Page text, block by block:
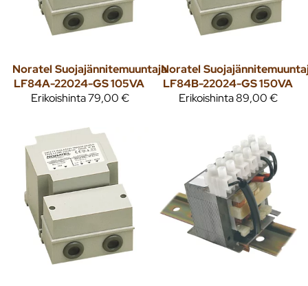
Noratel Suojajännitemuuntaja
LF84A-22024-GS 105VA
Erikoishinta79,00 €
Noratel
LF84B-22024-GS 150VA
Erikoishinta89,00 €